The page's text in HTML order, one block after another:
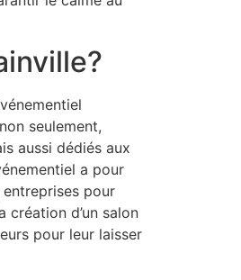
seulement,
aussi dédiés aux
a pour
pour
création d’un salon
pour leur laisser